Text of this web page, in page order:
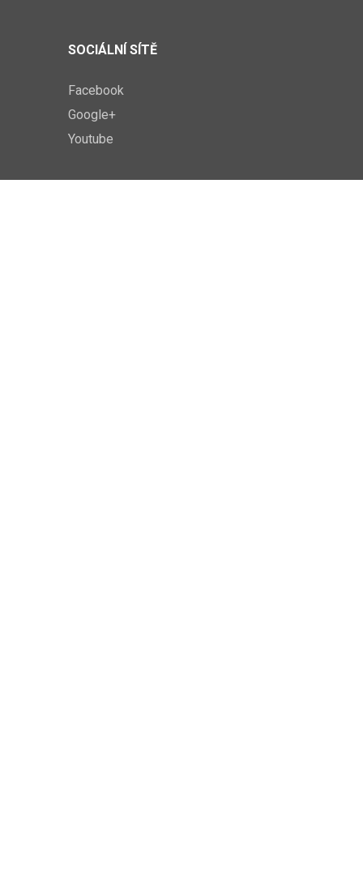
SOCIÁLNÍ SÍTĚ
Facebook
Google+
Youtube